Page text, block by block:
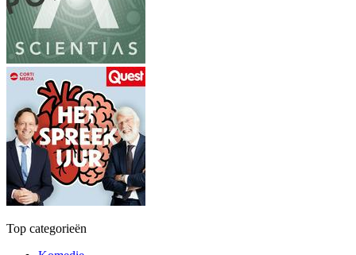
Top categorieën